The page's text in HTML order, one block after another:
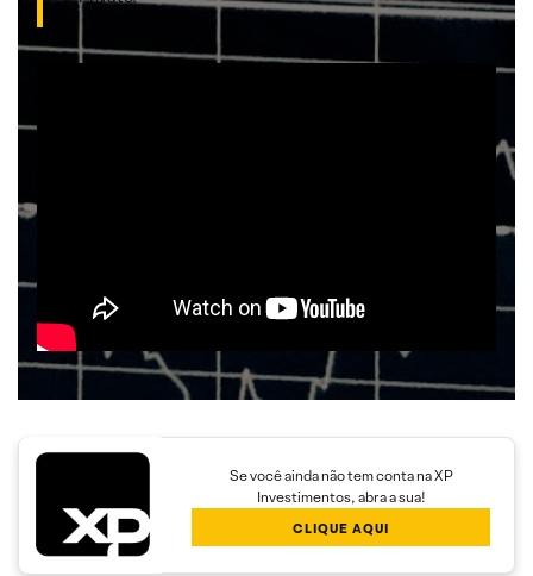
Se você ainda não tem conta na XP
Investimentos, abra a sua!
CLIQUE AQUI